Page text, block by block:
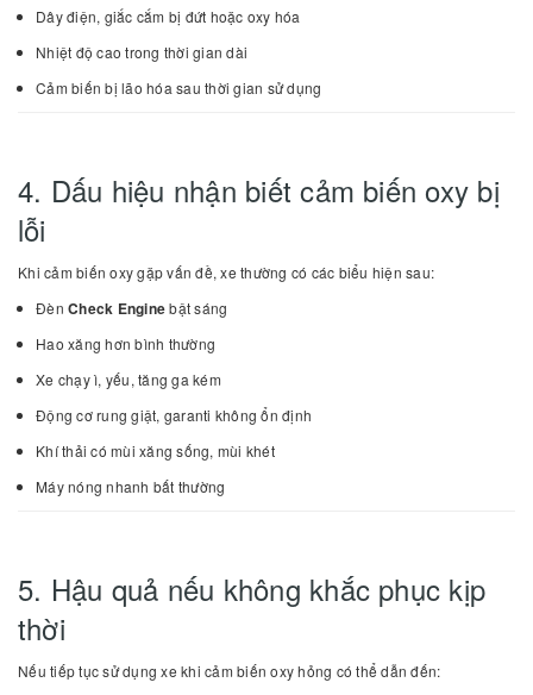
Dây điện, giắc cắm bị đứt hoặc oxy hóa
Nhiệt độ cao trong thời gian dài
Cảm biến bị lão hóa sau thời gian sử dụng
4. Dấu hiệu nhận biết cảm biến oxy bị
lỗi
Khi cảm biến oxy gặp vấn đề, xe thường có các biểu hiện sau:
Đèn Check Enginebật sáng
Hao xăng hơn bình thường
Xe chạy ì, yếu, tăng ga kém
Động cơ rung giật, garanti không ổn định
Khí thải có mùi xăng sống, mùi khét
Máy nóng nhanh bất thường
5. Hậu quả nếu không khắc phục kịp
thời
Nếu tiếp tục sử dụng xe khi cảm biến oxy hỏng có thể dẫn đến: